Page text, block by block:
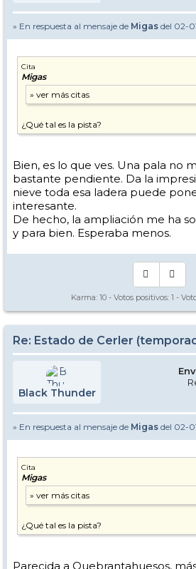
» En respuesta al mensaje de Migas del 02-
Cita
Migas
¿Qué tal es la pista?
Bien, es lo que ves. Una pala no
bastante pendiente. Da la
nieve toda esa ladera puede
interesante.
De hecho, la ampliación me ha
y para bien. Esperaba menos.
Karma: 10 - Votos positivos: 1 -
Re: Estado de Cerler
Black Thunder
» En respuesta al mensaje de Migas del 02-
Cita
Migas
¿Qué tal es la pista?
Parecida a Quebrantahuesos,